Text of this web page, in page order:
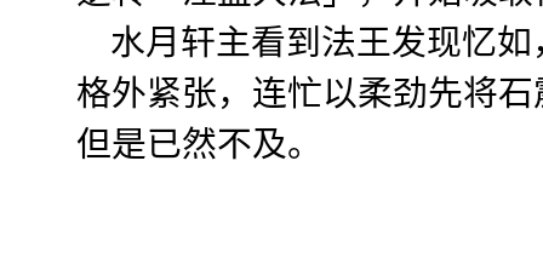
水月轩主看到法王发现忆如
格外紧张，连忙以柔劲先将
但是已然不及。